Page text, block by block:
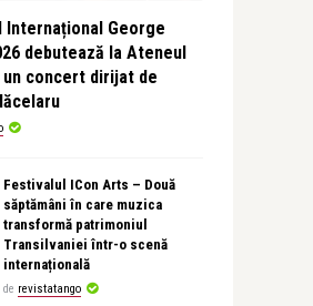
Internațional George
debutează la Ateneul
un concert dirijat de
Festivalul ICon Arts – Două
săptămâni în care muzica
transformă patrimoniul
Transilvaniei într-o scenă
internațională
de revistatango